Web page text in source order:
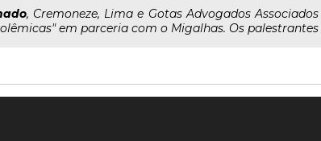
, Cremoneze, Lima e Gotas Advogados
em parceria com o Migalhas. Os palestrantes